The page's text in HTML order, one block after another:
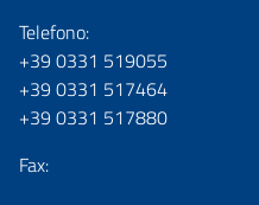
Telefono:
+39 0331 519055
+39 0331 517464
+39 0331 517880
Fax: